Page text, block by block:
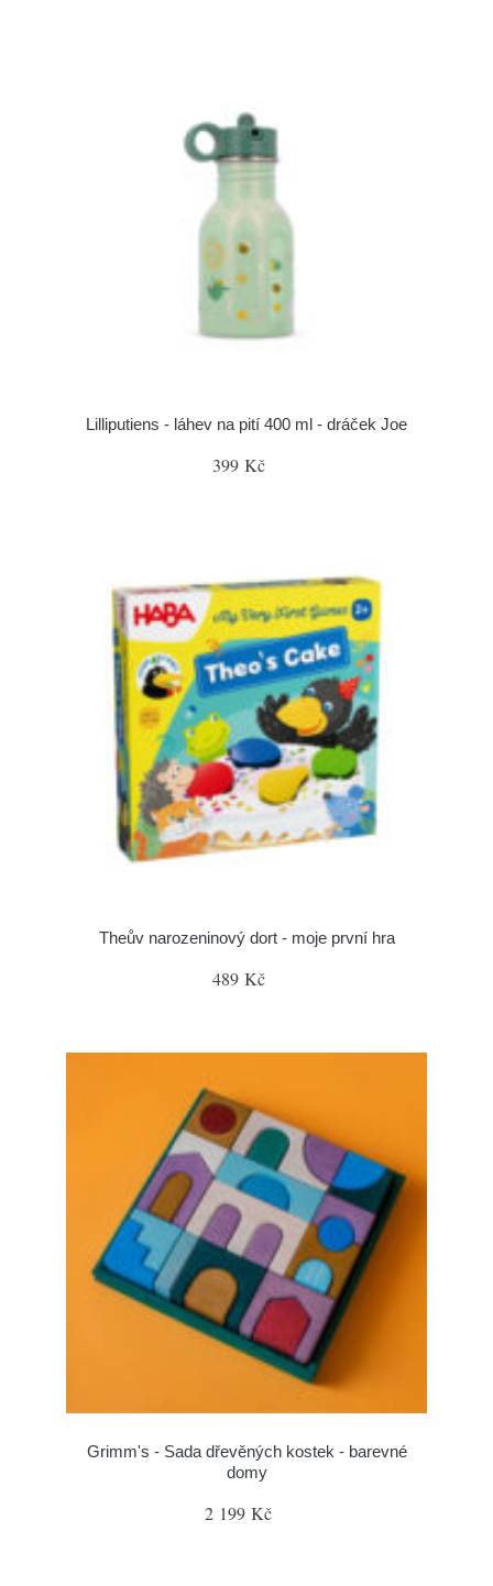
Lilliputiens - láhev na pití 400 ml - dráček Joe
399 Kč
Theův narozeninový dort - moje první hra
489 Kč
Grimm's - Sada dřevěných kostek - barevné
domy
2 199 Kč